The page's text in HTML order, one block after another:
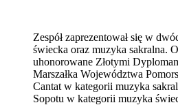
Zespół zaprezentował się w
świecka oraz muzyka sakralna.
uhonorowane Złotymi
Marszałka Województwa
Cantat w kategorii muzyka
Sopotu w kategorii muzyka